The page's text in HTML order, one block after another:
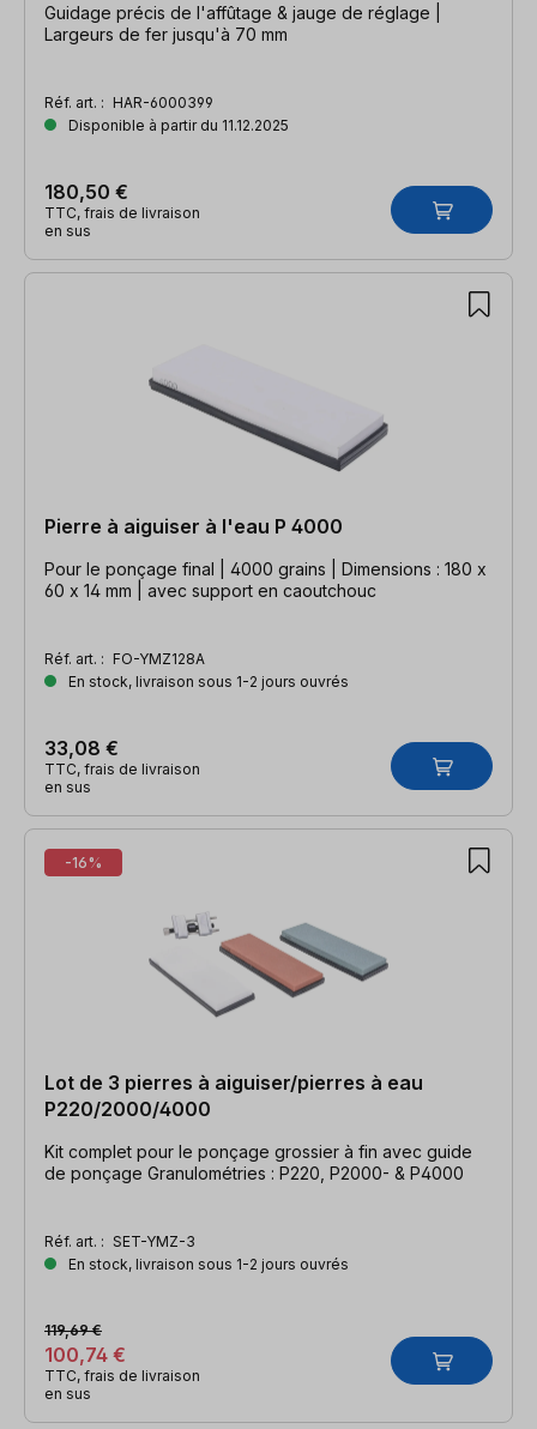
Guidage précis de l'affûtage & jauge de réglage |
Largeurs de fer jusqu'à 70 mm
Réf. art. : HAR-6000399
Disponible à partir du 11.12.2025
180,50 €
TTC, frais de livraison
en sus
Pierre à aiguiser à l'eau P 4000
Pour le ponçage final | 4000 grains | Dimensions : 180 x
60 x 14 mm | avec support en caoutchouc
Réf. art. : FO-YMZ128A
En stock, livraison sous 1-2 jours ouvrés
33,08 €
TTC, frais de livraison
en sus
-16%
Lot de 3 pierres à aiguiser/pierres à eau
P220/2000/4000
Kit complet pour le ponçage grossier à fin avec guide
de ponçage Granulométries : P220, P2000- & P4000
Réf. art. : SET-YMZ-3
En stock, livraison sous 1-2 jours ouvrés
100,74 €
119,69 €
TTC, frais de livraison
en sus